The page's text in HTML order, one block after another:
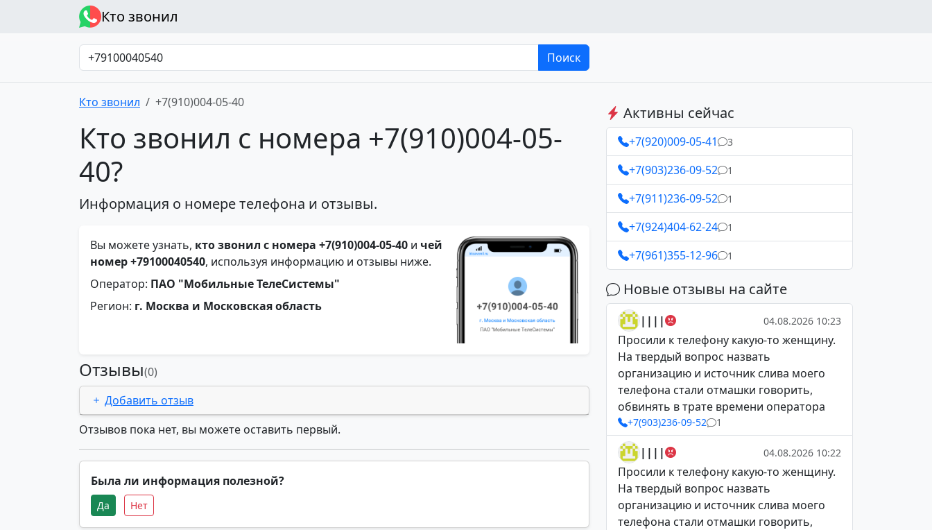
Кто звонил
Поиск
Кто звонил +7(910)004-05-40
Кто звонил с номера +7(910)004-05-
40?
Информация о номере телефона и отзывы.
Вы можете узнать, кто звонил с номера +7(910)004-05-40 и чей
номер +79100040540, используя информацию и отзывы ниже.
Оператор: ПАО "Мобильные ТелеСистемы"
Регион: г. Москва и Московская область
Отзывы(0)
Добавить отзыв
Отзывов пока нет, вы можете оставить первый.
Была ли информация полезной?
Да Нет
Активны сейчас
+7(920)009-05-41 3
+7(903)236-09-52 1
+7(911)236-09-52 1
+7(924)404-62-24 1
+7(961)355-12-96 1
Новые отзывы на сайте
|||| 04.08.2026 10:23
Просили к телефону какую-то женщину.
На твердый вопрос назвать
организацию и источник слива моего
телефона стали отмашки говорить,
обвинять в трате времени оператора
+7(903)236-09-52 1
|||| 04.08.2026 10:22
Просили к телефону какую-то женщину.
На твердый вопрос назвать
организацию и источник слива моего
телефона стали отмашки говорить,